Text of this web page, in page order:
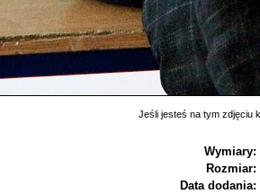
Jeśli jesteś na tym zdjęciu
Wymiary:
Rozmiar:
Data dodania: